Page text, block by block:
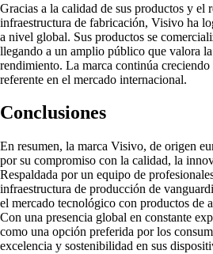
Gracias a la calidad de sus productos y el
infraestructura de fabricación, Visivo ha
a nivel global. Sus productos se
llegando a un amplio público que valora
rendimiento. La marca continúa
referente en el mercado internacional.
Conclusiones
En resumen, la marca Visivo, de origen
por su compromiso con la calidad, la
Respaldada por un equipo de
infraestructura de producción de
el mercado tecnológico con productos de
Con una presencia global en constante
como una opción preferida por los
excelencia y sostenibilidad en sus